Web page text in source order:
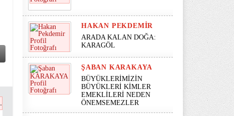
HAKAN PEKDEMIR
ARADA KALAN DOĞA:
KARAGÖL
ŞABAN KARAKAYA
BÜYÜKLERİMİZİN
BÜYÜKLERİ KİMLER
EMEKLİLERİ NEDEN
ÖNEMSEMEZLER